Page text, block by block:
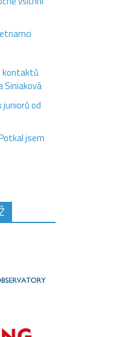
kontaktů
Siniaková
juniorů od
jsem